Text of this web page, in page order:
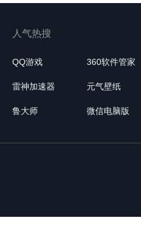
人气热搜
QQ游戏 360软件管家
雷神加速器 元气壁纸
鲁大师 微信电脑版